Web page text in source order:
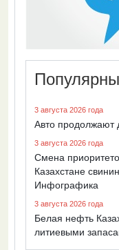
3 августа 2026 года
Авто продолжают
3 августа 2026 года
Смена
Казахстане
Инфографика
3 августа 2026 года
Белая нефть
литиевыми